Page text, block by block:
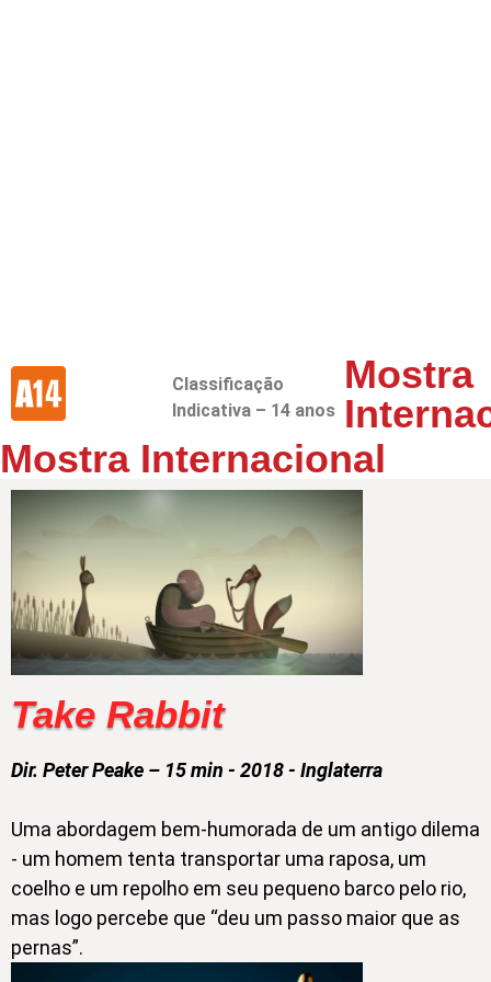
Mostra Internacional
Classificação
Indicativa – 14 anos
Mostra
Take Rabbit
Dir. Peter Peake – 15 min - 2018 - Inglaterra
Uma abordagem bem-humorada de um antigo dilema
- um homem tenta transportar uma raposa, um
coelho e um repolho em seu pequeno barco pelo rio,
mas logo percebe que “deu um passo maior que as
pernas”.